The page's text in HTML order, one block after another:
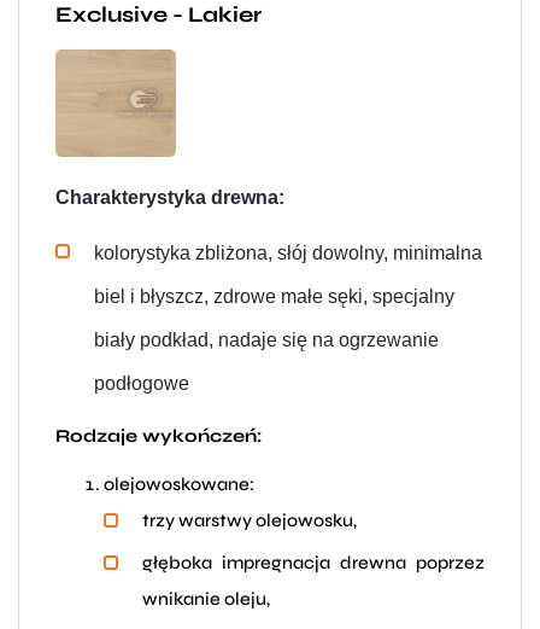
Exclusive - Lakier
Charakterystyka drewna:
kolorystyka zbliżona, słój dowolny, minimalna
biel i błyszcz, zdrowe małe sęki, specjalny
biały podkład, nadaje się na ogrzewanie
podłogowe
Rodzaje wykończeń:
olejowoskowane:
trzy warstwy olejowosku,
głęboka impregnacja drewna poprzez
wnikanie oleju,